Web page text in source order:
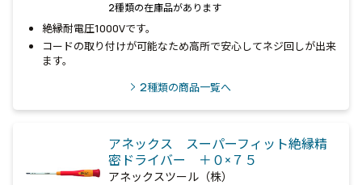
2種類の在庫品があります
絶縁耐電圧1000Vです。
コードの取り付けが可能なため高所で安心してネジ回しが出来
ます。
2種類の商品一覧へ
アネックス スーパーフィット絶縁精
密ドライバー ＋０×７５
アネックスツール（株）